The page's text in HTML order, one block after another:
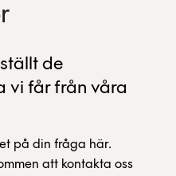
de
vi får från våra
på din fråga här.
att kontakta oss